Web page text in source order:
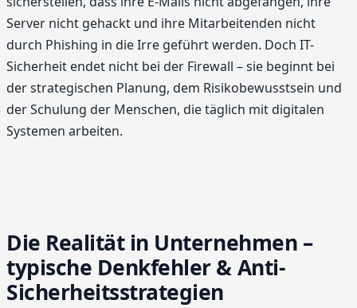
Server nicht gehackt und ihre Mitarbeitenden nicht
durch Phishing in die Irre geführt werden. Doch IT-
Sicherheit endet nicht bei der Firewall – sie beginnt bei
der strategischen Planung, dem Risikobewusstsein und
der Schulung der Menschen, die täglich mit digitalen
Systemen arbeiten.
Die Realität in Unternehmen –
typische Denkfehler & Anti-
Sicherheitsstrategien